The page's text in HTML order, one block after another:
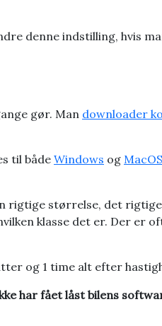
denne indstilling, hvis
gør. Man downloader
til både Windows og MacOS
størrelse, det
klasse det er. Der er
og 1 time alt efter
har fået låst bilens